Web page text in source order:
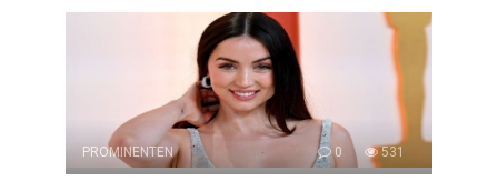
PROMINENTEN 0 531